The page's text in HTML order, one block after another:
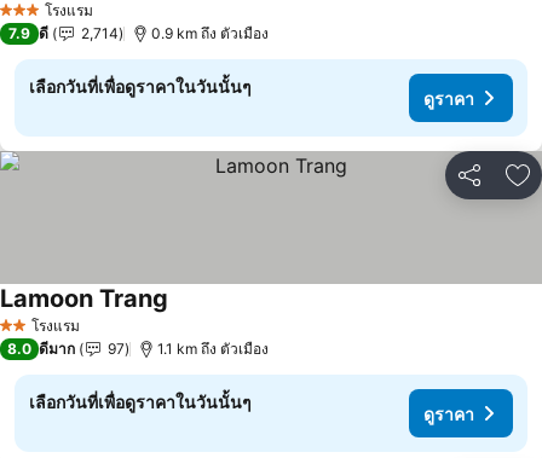
3 ดาว โรงแรม
7.9 ดี 2,714 0.9 km ถึง ตัวเมือง
เลือกวันที่เพื่อดูราคาในวันนั้นๆ
ดูราคา
แชร์ เ
2 ดาวโรงแรม
Lamoon Trang
8.0 ดีมาก 97 1.1 km ถึง ตัวเมือง
เลือกวันที่เพื่อดูราคาในวันนั้นๆ
ดูราคา